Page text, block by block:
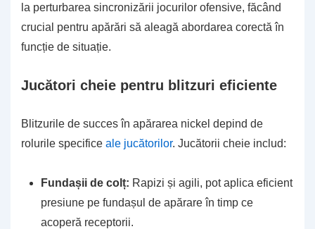
la perturbarea sincronizării jocurilor ofensive, făcând
crucial pentru apărări să aleagă abordarea corectă în
funcție de situație.
Jucători cheie pentru blitzuri eficiente
Blitzurile de succes în apărarea nickel depind de
rolurile specifice ale jucătorilor. Jucătorii cheie includ:
Fundașii de colț: Rapizi și agili, pot aplica eficient
presiune pe fundașul de apărare în timp ce
acoperă receptorii.